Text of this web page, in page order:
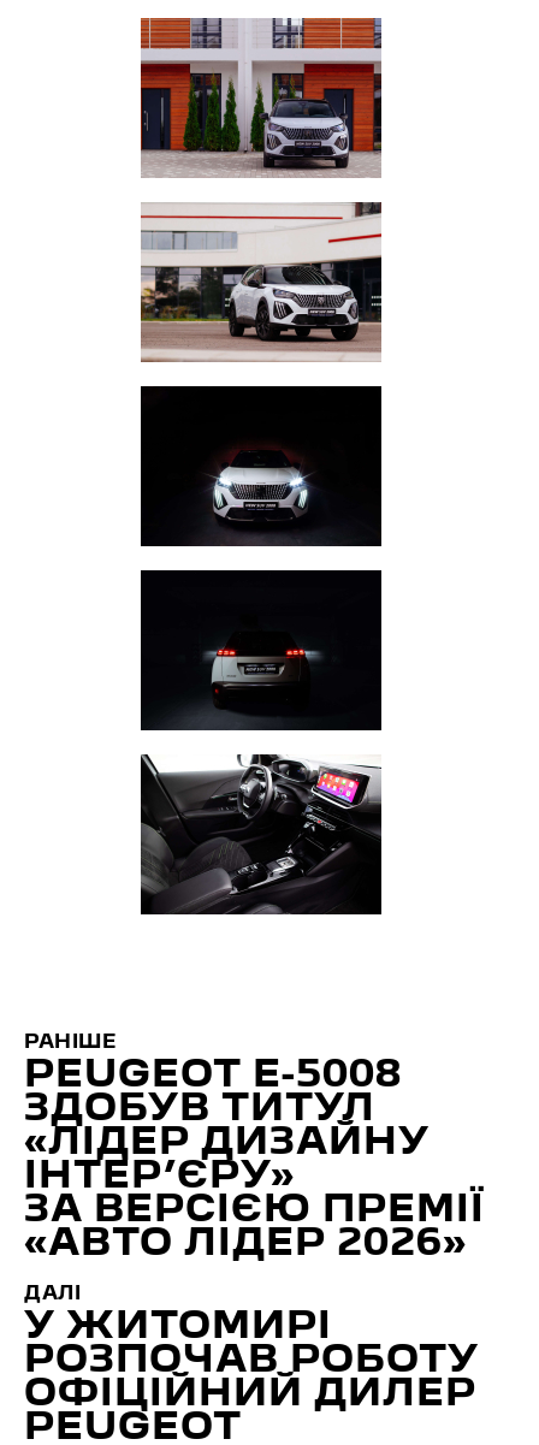
РАНІШЕ
PEUGEOT E-5008
ЗДОБУВ ТИТУЛ
«ЛІДЕР ДИЗАЙНУ
ІНТЕР’ЄРУ»
ЗА ВЕРСІЄЮ ПРЕМІЇ
«АВТО ЛІДЕР 2026»
ДАЛІ
У ЖИТОМИРІ
РОЗПОЧАВ РОБОТУ
ОФІЦІЙНИЙ ДИЛЕР
PEUGEOT